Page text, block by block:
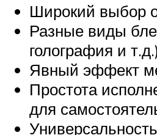
Широкий выбор
Разные виды
голография и
Явный эффект
Простота
для